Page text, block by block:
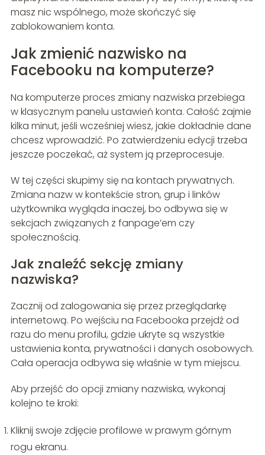
masz nic wspólnego, może skończyć się
zablokowaniem konta.
Jak zmienić nazwisko na
Facebooku na komputerze?
Na komputerze proces zmiany nazwiska przebiega
w klasycznym panelu ustawień konta. Całość zajmie
kilka minut, jeśli wcześniej wiesz, jakie dokładnie dane
chcesz wprowadzić. Po zatwierdzeniu edycji trzeba
jeszcze poczekać, aż system ją przeprocesuje.
W tej części skupimy się na kontach prywatnych.
Zmiana nazw w kontekście stron, grup i linków
użytkownika wygląda inaczej, bo odbywa się w
sekcjach związanych z fanpage’em czy
społecznością.
Jak znaleźć sekcję zmiany
nazwiska?
Zacznij od zalogowania się przez przeglądarkę
internetową. Po wejściu na Facebooka przejdź od
razu do menu profilu, gdzie ukryte są wszystkie
ustawienia konta, prywatności i danych osobowych.
Cała operacja odbywa się właśnie w tym miejscu.
Aby przejść do opcji zmiany nazwiska, wykonaj
kolejno te kroki:
Kliknij swoje zdjęcie profilowe w prawym górnym
rogu ekranu.